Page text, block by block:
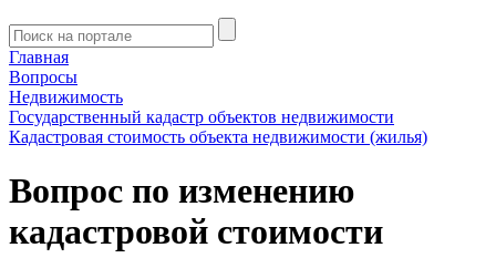
Главная
Вопросы
Недвижимость
Государственный кадастр объектов недвижимости
Кадастровая стоимость объекта недвижимости (жилья)
Вопрос по изменению
кадастровой стоимости